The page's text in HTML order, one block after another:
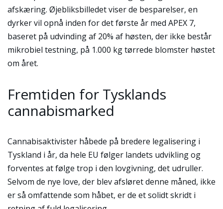
afskæring. Øjebliksbilledet viser de besparelser, en
dyrker vil opnå inden for det første år med APEX 7,
baseret på udvinding af 20% af høsten, der ikke består
mikrobiel testning, på 1.000 kg tørrede blomster høstet
om året.
Fremtiden for Tysklands
cannabismarked
Cannabisaktivister håbede på bredere legalisering i
Tyskland i år, da hele EU følger landets udvikling og
forventes at følge trop i den lovgivning, det udruller.
Selvom de nye love, der blev afsløret denne måned, ikke
er så omfattende som håbet, er de et solidt skridt i